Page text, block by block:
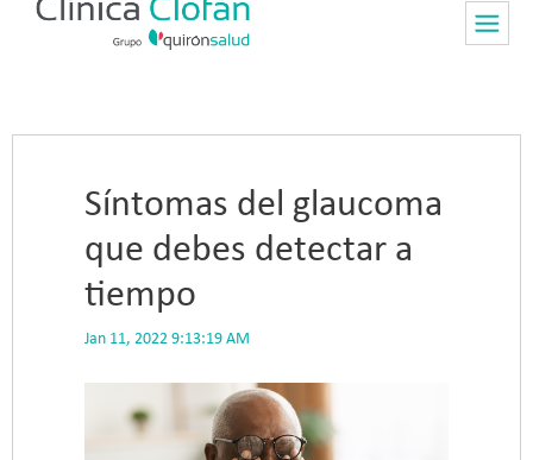
Síntomas del glaucoma
que debes detectar a
tiempo
Jan 11, 2022 9:13:19 AM